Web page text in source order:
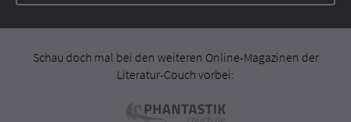
Schau doch mal bei den weiteren Online-Magazinen der
Literatur-Couch vorbei: